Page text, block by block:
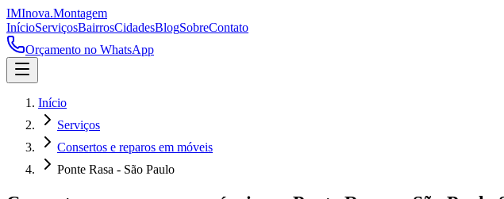
IMInova.Montagem
InícioServiçosBairrosCidadesBlogSobreContato
Orçamento no WhatsApp
Início
Serviços
Consertos e reparos em móveis
Ponte Rasa - São Paulo